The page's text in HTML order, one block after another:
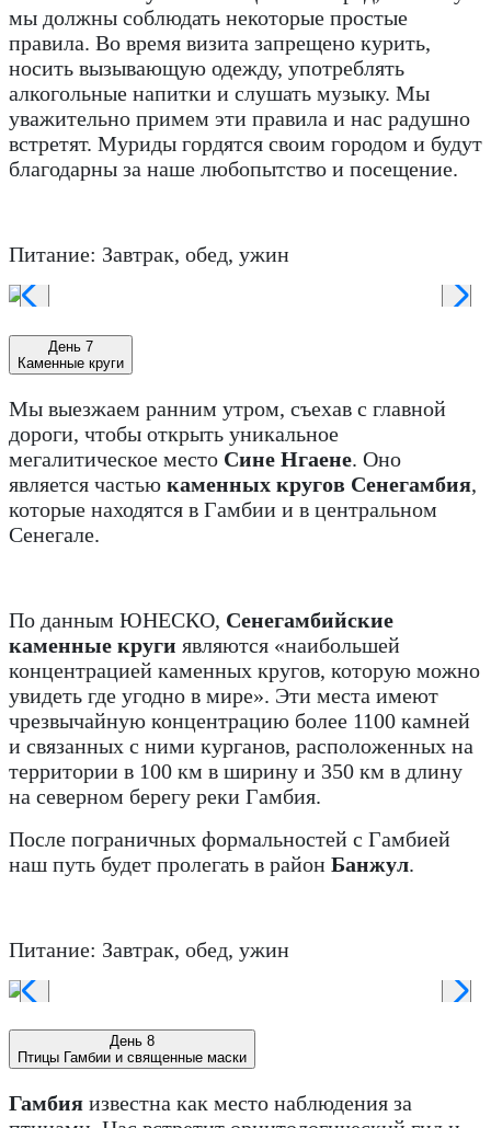
мы должны соблюдать некоторые простые
правила. Во время визита запрещено курить,
носить вызывающую одежду, употреблять
алкогольные напитки и слушать музыку. Мы
уважительно примем эти правила и нас радушно
встретят. Муриды гордятся своим городом и будут
благодарны за наше любопытство и посещение.
Питание: Завтрак, обед, ужин
День 7
Каменные круги
Мы выезжаем ранним утром, съехав с главной
дороги, чтобы открыть уникальное
мегалитическое место Сине Нгаене. Оно
является частью каменных кругов Сенегамбия,
которые находятся в Гамбии и в центральном
Сенегале.
По данным ЮНЕСКО, Сенегамбийские
каменные круги являются «наибольшей
концентрацией каменных кругов, которую можно
увидеть где угодно в мире». Эти места имеют
чрезвычайную концентрацию более 1100 камней
и связанных с ними курганов, расположенных на
территории в 100 км в ширину и 350 км в длину
на северном берегу реки Гамбия.
После пограничных формальностей с Гамбией
наш путь будет пролегать в район Банжул.
Питание: Завтрак, обед, ужин
День 8
Птицы Гамбии и священные маски
Гамбия известна как место наблюдения за